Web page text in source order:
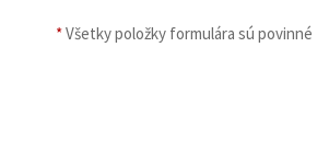
*Všetky položky formulára sú povinné